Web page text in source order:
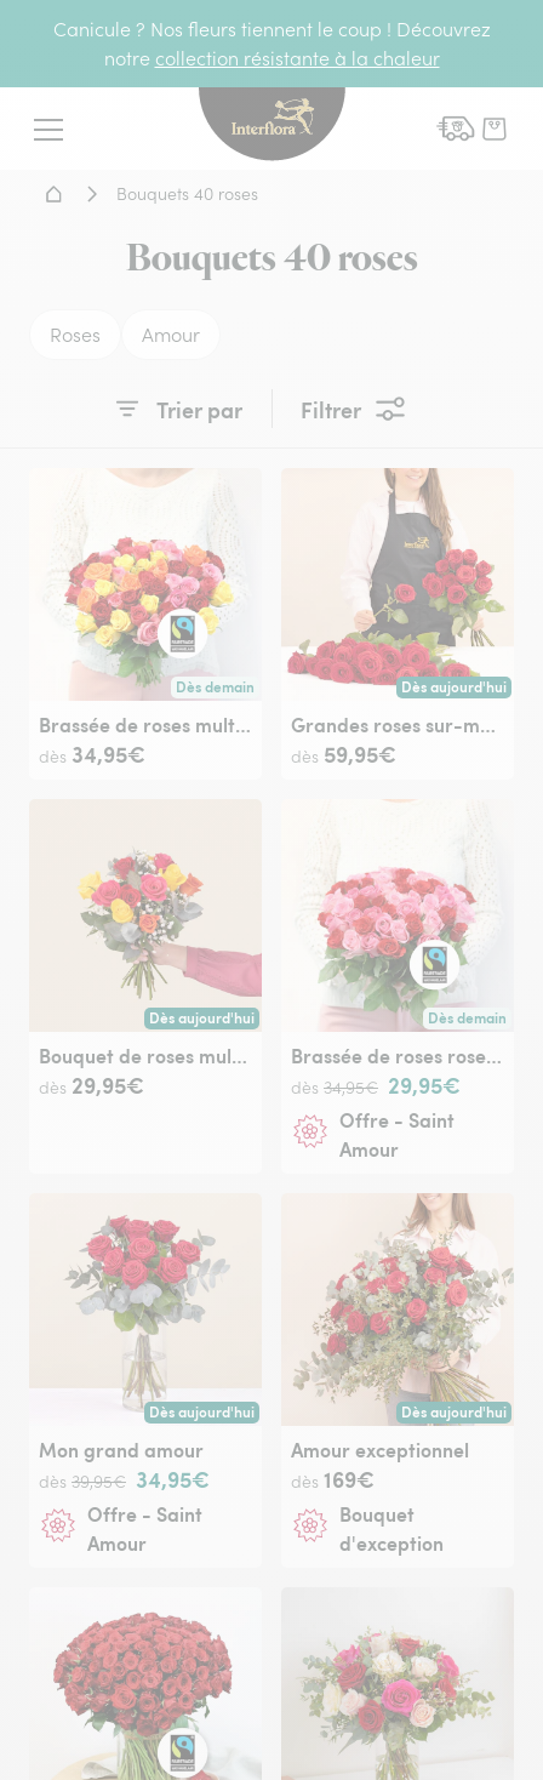
Canicule ? Nos fleurs tiennent le coup ! Découvrez
notre collection résistante à la chaleur
Menu
Interflora - livraison
Accueil - Livraison fleurs
Bouquets 40 roses
Bouquets 40 roses
Roses Amour
Trier par Filtrer
Dès demain
Livraison dès demain (pour toute commande passée
Brassée de roses multicolores Max Havelaar
dès 34,95€
Dès aujourd'hui
Livraison dès
Grandes roses sur-mesure
dès 59,95€
Dès aujourd'hui
Livraison dès aujourd'hui (pour toute commande passée
Bouquet de roses multicolores
dès 29,95€
Dès demain
Livraison dès
Brassée de roses roses Max Havelaar
dès 34,95€ 29,95€
Offre - Saint
Amour
Dès aujourd'hui
Livraison dès aujourd'hui (pour toute commande passée
Mon grand amour
dès 39,95€ 34,95€
Offre - Saint
Amour
Dès aujourd'hui
Livraison dès
Amour exceptionnel
dès 169€
Bouquet
d'exception